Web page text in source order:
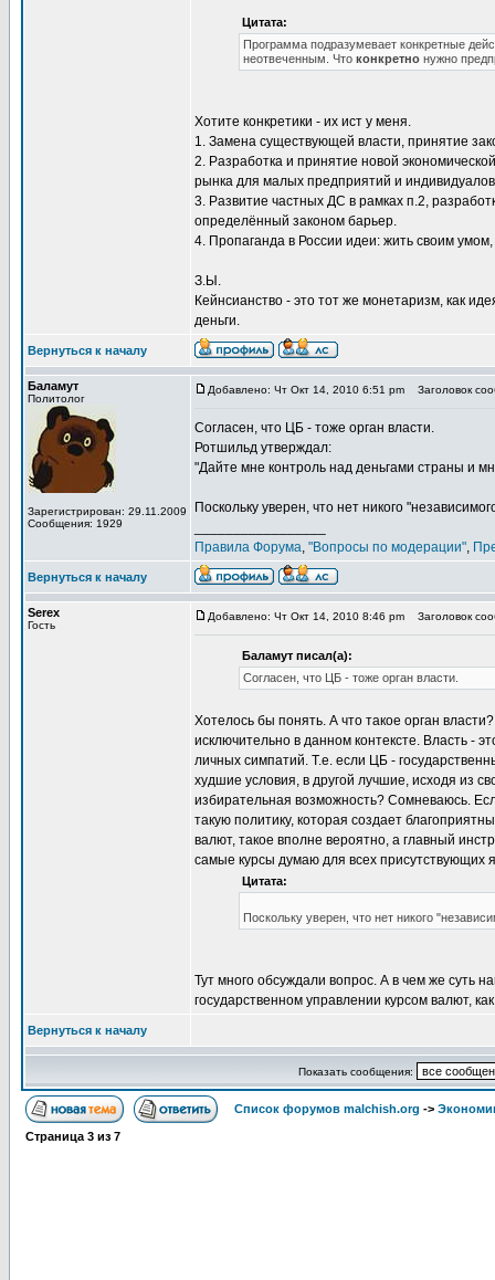
Цитата:
Программа подразумевает конкретные
неотвеченным. Что конкретно нужно
Хотите конкретики - их ист у меня.
1. Замена существующей власти, принятие
2. Разработка и принятие новой
рынка для малых предприятий и
3. Развитие частных ДС в рамках п.2,
определённый законом барьер.
4. Пропаганда в России идеи: жить своим
З.Ы.
Кейнсианство - это тот же монетаризм, как
деньги.
Вернуться к началу
Баламут
Политолог
Зарегистрирован: 29.11.2009
Сообщения: 1929
Добавлено: Чт Окт 14, 2010 6:51 pm Заголовок
Согласен, что ЦБ - тоже орган власти.
Ротшильд утверждал:
"Дайте мне контроль над деньгами страны и
Поскольку уверен, что нет никого
Правила Форума, "Вопросы по модерации",
Вернуться к началу
Serex
Гость
Добавлено: Чт Окт 14, 2010 8:46 pm Заголовок
Баламут писал(а):
Согласен, что ЦБ - тоже орган власти.
Хотелось бы понять. А что такое орган
исключительно в данном контексте. Власть -
личных симпатий. Т.е. если ЦБ -
худшие условия, в другой лучшие, исходя из
избирательная возможность? Сомневаюсь.
такую политику, которая создает
валют, такое вполне вероятно, а главный
самые курсы думаю для всех присутствующих
Цитата:
Поскольку уверен, что нет никого
Тут много обсуждали вопрос. А в чем же суть
государственном управлении курсом валют,
Вернуться к началу
Показать сообщения:
Список форумов malchish.org ->
Страница 3 из 7